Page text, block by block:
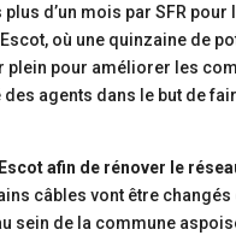
d’un mois par SFR
où une quinzaine de
plein pour améliorer les
agents dans le but de
afin de rénover le
câbles vont être
sein de la commune